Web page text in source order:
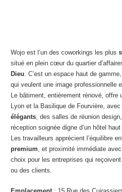
Wojo est l’un des coworkings les plus
situé en plein cœur du quartier
Dieu. C’est un espace haut de
qui veulent une image professionnelle
Le bâtiment, entièrement rénové, offre
Lyon et la Basilique de Fourvière,
élégants, des salles de réunion
réception soignée digne d’un hôtel
Les travailleurs apprécient l’équilibre
premium, et proximité immédiate
choix pour les entreprises qui
ou des clients.